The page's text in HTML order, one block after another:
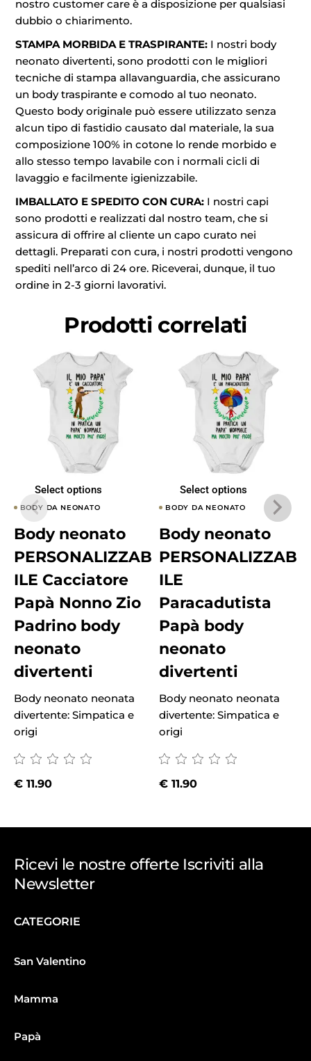
nostro customer care è a disposizione per qualsiasi
dubbio o chiarimento.
STAMPA MORBIDA E TRASPIRANTE: I nostri body
neonato divertenti, sono prodotti con le migliori
tecniche di stampa allavanguardia, che assicurano
un body traspirante e comodo al tuo neonato.
Questo body originale può essere utilizzato senza
alcun tipo di fastidio causato dal materiale, la sua
composizione 100% in cotone lo rende morbido e
allo stesso tempo lavabile con i normali cicli di
lavaggio e facilmente igienizzabile.
IMBALLATO E SPEDITO CON CURA: I nostri capi
sono prodotti e realizzati dal nostro team, che si
assicura di offrire al cliente un capo curato nei
dettagli. Preparati con cura, i nostri prodotti vengono
spediti nell’arco di 24 ore. Riceverai, dunque, il tuo
ordine in 2-3 giorni lavorativi.
Prodotti correlati
Select options
BODY DA NEONATO
Body neonato
PERSONALIZZAB
ILE Cacciatore
Papà Nonno Zio
Padrino body
neonato
divertenti
Body neonato neonata
divertente: Simpatica e
origi
€11.90
Select options
BODY DA NEONATO
Body neonato
PERSONALIZZAB
ILE
Paracadutista
Papà body
neonato
divertenti
Body neonato neonata
divertente: Simpatica e
origi
€ 11.90
Ricevi le nostre offerte Iscriviti alla
Newsletter
CATEGORIE
San Valentino
Mamma
Papà